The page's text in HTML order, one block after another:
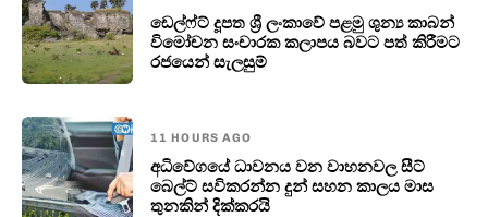
ඩෙල්ෆ්ට් දූපත ශ්‍රී ලංකාවේ පළමු ශුන්‍ය කාබන්
විමෝචන සංචාරක කලාපය බවට පත් කිරීමට
රජයෙන් සැලසුම්
11 HOURS AGO
අධිවේගයේ ධාවනය වන වාහනවල සීට්
බෙල්ට් සවිකරන්න දුන් සහන කාලය මාස
තුනකින් දික්කරයි